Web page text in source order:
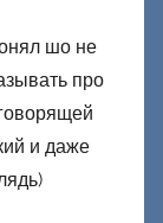
шо не
про
и даже